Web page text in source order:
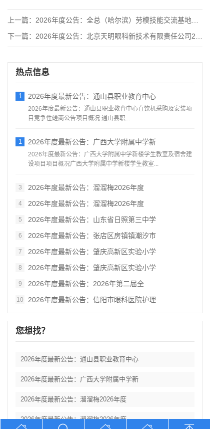
上一篇： 2026年度公告：全总（哈尔滨）劳模技能交流基地食材采购入围
下一篇： 2026年度公告：北京天明眼科新技术有限责任公司2026-2
热点信息
1 2026年度最新公告：通山县职业教育中心
2026年度最新公告：通山县职业教育中心直饮机采购及安装项
目竞争性磋商公告项目概况 通山县职...
1 2026年度最新公告：广西大学附属中学新
2026年度最新公告：广西大学附属中学新楼学生教室及宿舍建
设项目项目概况广西大学附属中学新楼学生教室...
3 2026年度最新公告：溜溜梅2026年度
4 2026年度最新公告：溜溜梅2026年度
5 2026年度最新公告：山东省日照第三中学
6 2026年度最新公告：张店区房镇镇潮汐市
7 2026年度最新公告：肇庆高新区实验小学
8 2026年度最新公告：肇庆高新区实验小学
9 2026年度最新公告：2026年第二届全
10 2026年度最新公告：信阳市眼科医院护理
您想找？
2026年度最新公告：通山县职业教育中心
2026年度最新公告：广西大学附属中学新
2026年度最新公告：溜溜梅2026年度
2026年度最新公告：溜溜梅2026年度